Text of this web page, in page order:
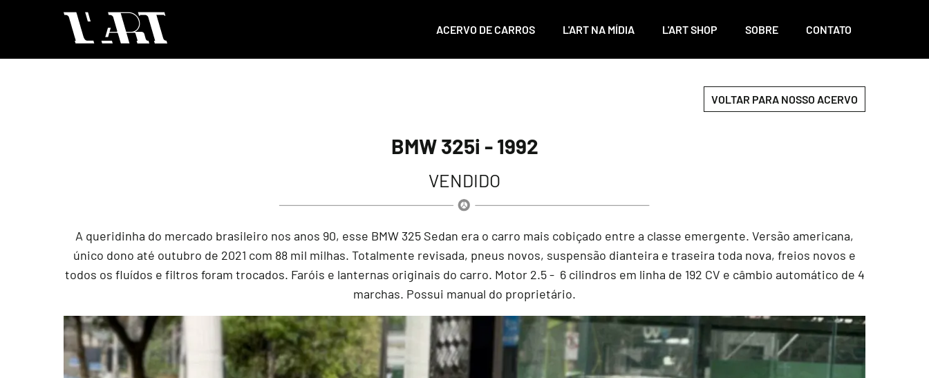
ACERVO DE CARROS L'ART NA MÍDIA L'ART SHOP SOBRE CONTATO
VOLTAR PARA NOSSO ACERVO
BMW 325i - 1992
VENDIDO
A queridinha do mercado brasileiro nos anos 90, esse BMW 325 Sedan era o carro mais cobiçado entre a classe emergente. Versão americana,
único dono até outubro de 2021 com 88 mil milhas. Totalmente revisada, pneus novos, suspensão dianteira e traseira toda nova, freios novos e
todos os fluídos e filtros foram trocados. Faróis e lanternas originais do carro. Motor 2.5 - 6 cilindros em linha de 192 CV e câmbio automático de 4
marchas. Possui manual do proprietário.